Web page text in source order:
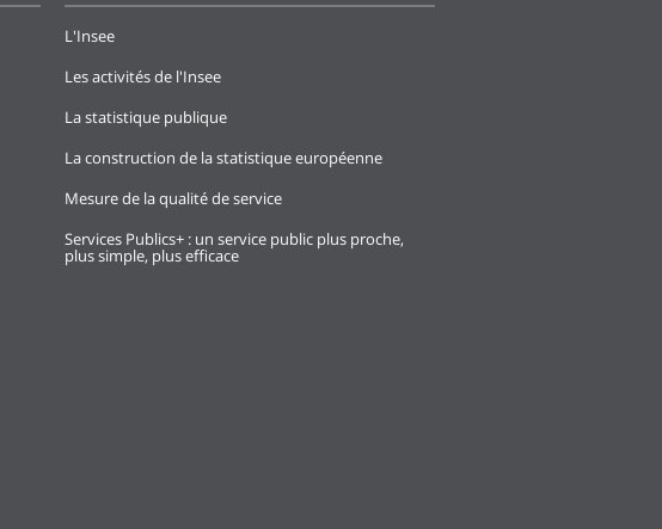
L'Insee
Les activités de l'Insee
La statistique publique
La construction de la statistique européenne
Mesure de la qualité de service
Services Publics+ : un service public plus proche,
plus simple, plus efficace